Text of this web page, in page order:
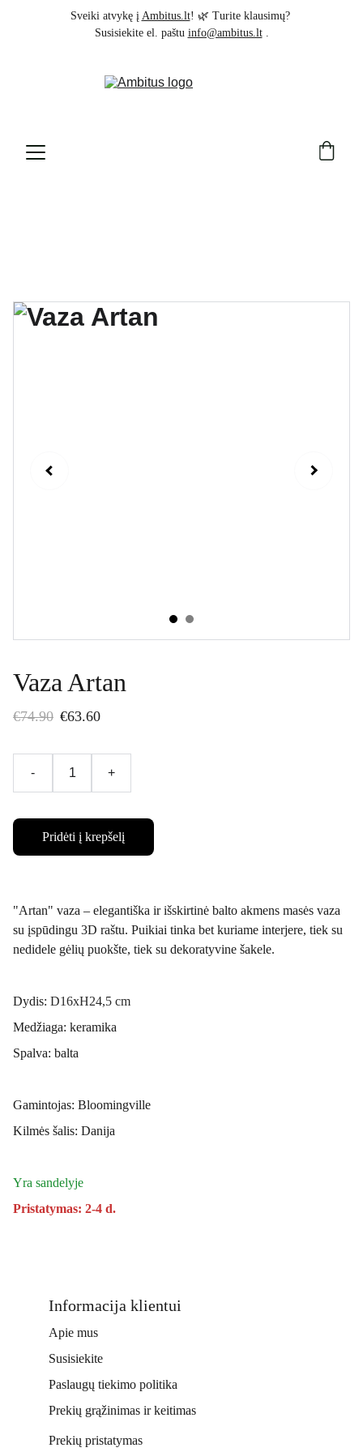
Sveiki atvykę į Ambitus.lt! 🌿 Turite klausimų?
Susisiekite el. paštu info@ambitus.lt .
Vaza Artan
€74.90 €63.60
- +
Pridėti į krepšelį
"Artan" vaza – elegantiška ir išskirtinė balto akmens masės vaza
su įspūdingu 3D raštu. Puikiai tinka bet kuriame interjere, tiek su
nedidele gėlių puokšte, tiek su dekoratyvine šakele.
Dydis: D16xH24,5 cm
Medžiaga: keramika
Spalva: balta
Gamintojas: Bloomingville
Kilmės šalis: Danija
Yra sandelyje
Pristatymas: 2-4 d.
Apie mus
Prekių grąžinimas ir keitimas
Paslaugų tiekimo politika
Informacija klientui
Susisiekite
Prekių pristatymas